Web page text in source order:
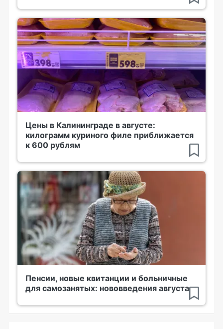
Цены в Калининграде в августе:
килограмм куриного филе приближается
к 600 рублям
Пенсии, новые квитанции и больничные
для самозанятых: нововведения августа